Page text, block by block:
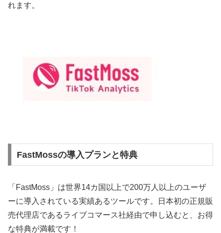
れます。
FastMossの導入プランと特典
「FastMoss」は世界14カ国以上で200万人以上のユーザ
ーに導入されている実績あるツールです。日本初の正規販
売代理店であるライブコマース社経由で申し込むと、お得
な特典が満載です！